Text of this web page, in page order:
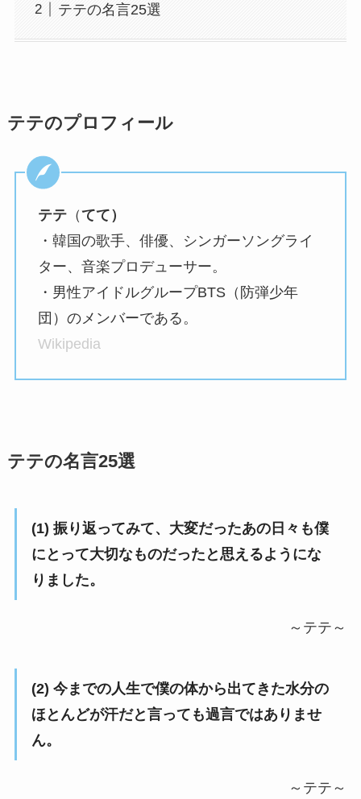
テテの名言25選
テテのプロフィール
テテ（てて）
・韓国の歌手、俳優、シンガーソングライ
ター、音楽プロデューサー。
・男性アイドルグループBTS（防弾少年
団）のメンバーである。
Wikipedia
テテの名言25選
(1) 振り返ってみて、大変だったあの日々も僕
にとって大切なものだったと思えるようにな
りました。
～テテ～
(2) 今までの人生で僕の体から出てきた水分の
ほとんどが汗だと言っても過言ではありませ
ん。
～テテ～